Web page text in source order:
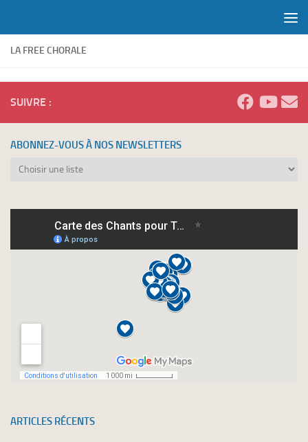
LA FREE CHORALE
SUIVRE :
ABONNEZ-VOUS À NOS NEWSLETTERS
Abonnez-
newsletters
ARTICLES RÉCENTS